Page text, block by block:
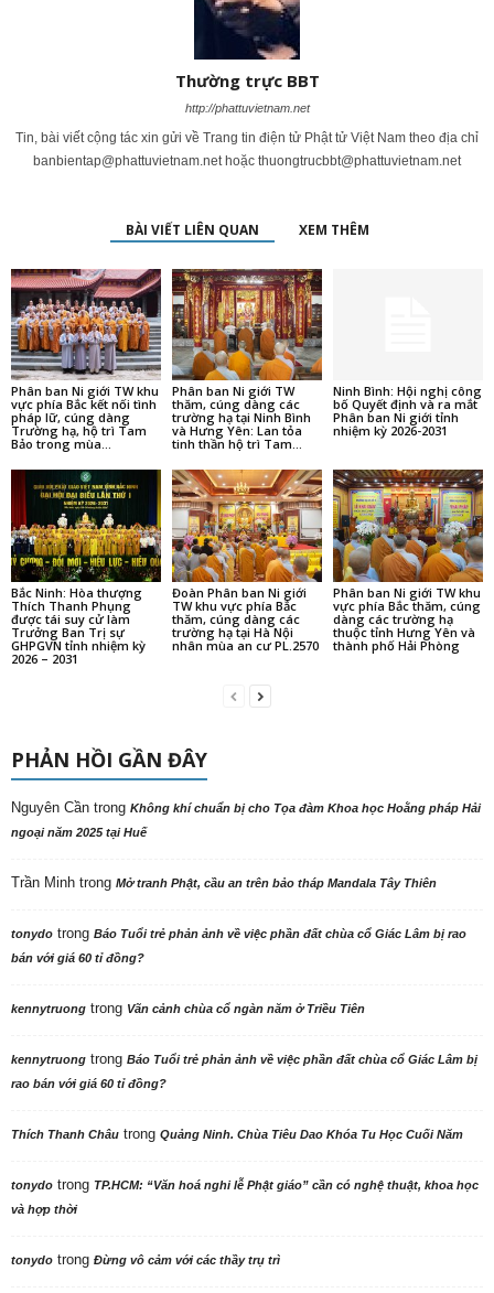
Thường trực BBT
http://phattuvietnam.net
Tin, bài viết cộng tác xin gửi về Trang tin điện tử Phật tử Việt Nam theo địa chỉ
banbientap@phattuvietnam.net hoặc thuongtrucbbt@phattuvietnam.net
BÀI VIẾT LIÊN QUAN XEM THÊM
Phân ban Ni giới TW khu
vực phía Bắc kết nối tình
pháp lữ, cúng dàng
Trường hạ, hộ trì Tam
Bảo trong mùa...
Phân ban Ni giới TW
thăm, cúng dàng các
trường hạ tại Ninh Bình
và Hưng Yên: Lan tỏa
tinh thần hộ trì Tam...
Ninh Bình: Hội nghị công
bố Quyết định và ra mắt
Phân ban Ni giới tỉnh
nhiệm kỳ 2026-2031
Bắc Ninh: Hòa thượng
Thích Thanh Phụng
được tái suy cử làm
Trưởng Ban Trị sự
GHPGVN tỉnh nhiệm kỳ
2026 – 2031
Đoàn Phân ban Ni giới
TW khu vực phía Bắc
thăm, cúng dàng các
trường hạ tại Hà Nội
nhân mùa an cư PL.2570
Phân ban Ni giới TW khu
vực phía Bắc thăm, cúng
dàng các trường hạ
thuộc tỉnh Hưng Yên và
thành phố Hải Phòng
PHẢN HỒI GẦN ĐÂY
Nguyên Cần trong Không khí chuẩn bị cho Tọa đàm Khoa học Hoằng pháp Hải
ngoại năm 2025 tại Huế
Trần Minh trong Mở tranh Phật, cầu an trên bảo tháp Mandala Tây Thiên
tonydo trong Báo Tuổi trẻ phản ảnh về việc phần đất chùa cổ Giác Lâm bị rao
bán với giá 60 tỉ đồng?
kennytruong trong Vãn cảnh chùa cổ ngàn năm ở Triều Tiên
kennytruong trong Báo Tuổi trẻ phản ảnh về việc phần đất chùa cổ Giác Lâm bị
rao bán với giá 60 tỉ đồng?
Thích Thanh Châu trong Quảng Ninh. Chùa Tiêu Dao Khóa Tu Học Cuối Năm
tonydo trong TP.HCM: “Văn hoá nghi lễ Phật giáo” cần có nghệ thuật, khoa học
và hợp thời
tonydo trong Đừng vô cảm với các thầy trụ trì